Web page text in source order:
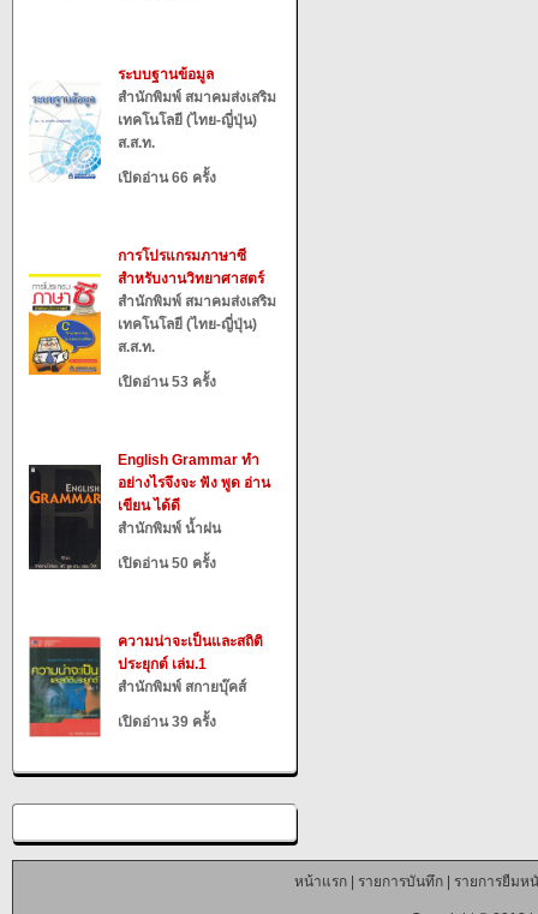
ระบบฐานข้อมูล
สำนักพิมพ์ สมาคมส่งเสริม
เทคโนโลยี (ไทย-ญี่ปุ่น)
ส.ส.ท.
เปิดอ่าน 66 ครั้ง
การโปรแกรมภาษาซี
สำหรับงานวิทยาศาสตร์
สำนักพิมพ์ สมาคมส่งเสริม
เทคโนโลยี (ไทย-ญี่ปุ่น)
ส.ส.ท.
เปิดอ่าน 53 ครั้ง
English Grammar ทำ
อย่างไรจึงจะ ฟัง พูด อ่าน
เขียน ได้ดี
สำนักพิมพ์ น้ำฝน
เปิดอ่าน 50 ครั้ง
ความน่าจะเป็นและสถิติ
ประยุกต์ เล่ม.1
สำนักพิมพ์ สกายบุ๊คส์
เปิดอ่าน 39 ครั้ง
หน้าแรก| รายการบันทึก| รายการยืมห